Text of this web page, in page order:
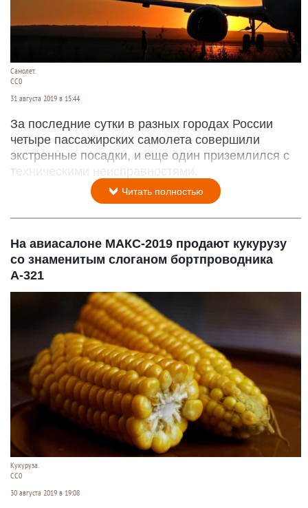
Самолет.
СС0
31 августа 2019 в 15:44
За последние сутки в разных городах России
четыре пассажирских самолета совершили
экстренные посадки, и еще один приземлился с
техническими неисправностями.
Читать полностью
На авиасалоне МАКС-2019 продают кукурузу
со знаменитым слоганом бортпроводника
А-321
Кукуруза.
СС0
30 августа 2019 в 19:08